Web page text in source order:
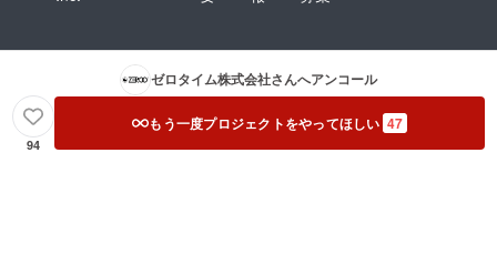
ゼロタイム株式会社さんへアンコール
94
もう一度プロジェクトをやってほしい 47